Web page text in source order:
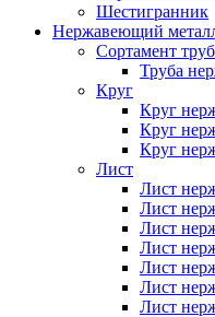
Шестигранник
Нержавеющий
Сортамент
Труба
Круг
Круг
Круг
Круг
Лист
Лист
Лист
Лист
Лист
Лист
Лист
Лист